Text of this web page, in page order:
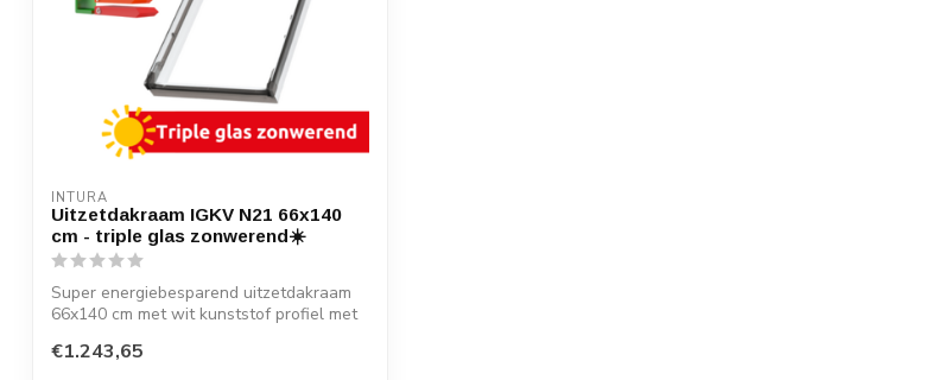
INTURA
Uitzetdakraam IGKV N21 66x140
cm - triple glas zonwerend☀️
Super energiebesparend uitzetdakraam
66x140 cm met wit kunststof profiel met
€1.243,65